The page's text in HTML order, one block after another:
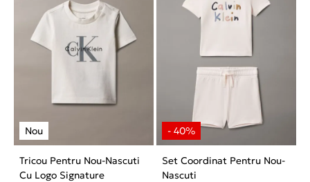
Tricou Pentru Nou-Nascuti
Cu Logo Signature
Set Coordinat Pentru Nou-
Nascuti